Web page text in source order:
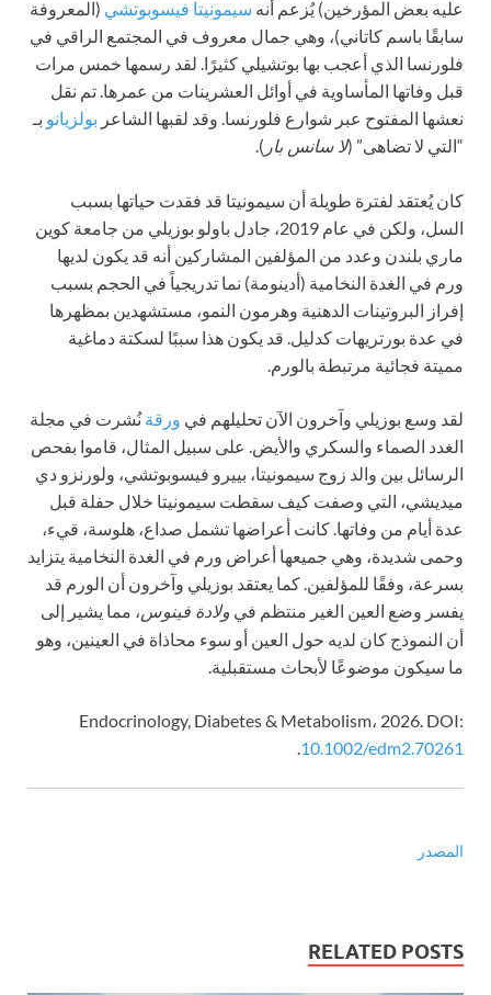
عليه بعض المؤرخين) يُزعم أنه سيمونيتا فيسوبوتشي (المعروفة
سابقًا باسم كاتاني)، وهي جمال معروف في المجتمع الراقي في
فلورنسا الذي أعجب بها بوتشيلي كثيرًا. لقد رسمها خمس مرات
قبل وفاتها المأساوية في أوائل العشرينات من عمرها. تم نقل
نعشها المفتوح عبر شوارع فلورنسا. وقد لقبها الشاعر بولزيانو بـ
“التي لا تضاهى” (لا سانس بار ).
كان يُعتقد لفترة طويلة أن سيمونيتا قد فقدت حياتها بسبب
السل، ولكن في عام 2019، جادل باولو بوزيلي من جامعة كوين
ماري بلندن وعدد من المؤلفين المشاركين أنه قد يكون لديها
ورم في الغدة النخامية (أدينومة) نما تدريجياً في الحجم بسبب
إفراز البروتينات الدهنية وهرمون النمو، مستشهدين بمظهرها
في عدة بورتريهات كدليل. قد يكون هذا سببًا لسكتة دماغية
مميتة فجائية مرتبطة بالورم.
لقد وسع بوزيلي وآخرون الآن تحليلهم في ورقةنُشرت في مجلة
الغدد الصماء والسكري والأيض. على سبيل المثال، قاموا بفحص
الرسائل بين والد زوج سيمونيتا، بييرو فيسوبوتشي، ولورنزو دي
ميديشي، التي وصفت كيف سقطت سيمونيتا خلال حفلة قبل
عدة أيام من وفاتها. كانت أعراضها تشمل صداع، هلوسة، قيء،
وحمى شديدة، وهي جميعها أعراض ورم في الغدة النخامية يتزايد
بسرعة، وفقًا للمؤلفين. كما يعتقد بوزيلي وآخرون أن الورم قد
يفسر وضع العين الغير منتظم في ولادة فينوس، مما يشير إلى
أن النموذج كان لديه حول العين أو سوء محاذاة في العينين، وهو
ما سيكون موضوعًا لأبحاث مستقبلية.
Endocrinology, Diabetes & Metabolism، 2026. DOI:
10.1002/edm2.70261
المصدر
RELATED POSTS